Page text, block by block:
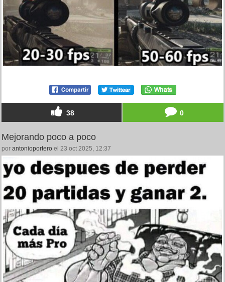
38 0
Mejorando poco a poco
por antonioportero el 23 oct 2025, 12:37